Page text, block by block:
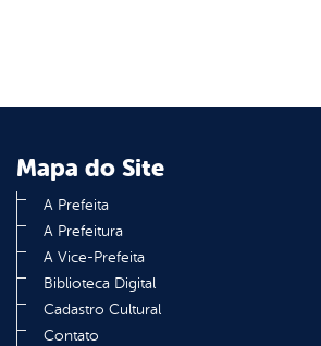
Mapa do Site
A Prefeita
A Prefeitura
A Vice-Prefeita
Biblioteca Digital
Cadastro Cultural
Contato